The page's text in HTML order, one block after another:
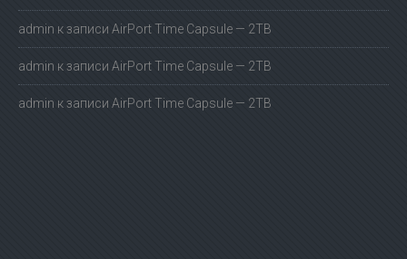
admin к записи AirPort Time Capsule — 2TB
admin к записи AirPort Time Capsule — 2TB
admin к записи AirPort Time Capsule — 2TB